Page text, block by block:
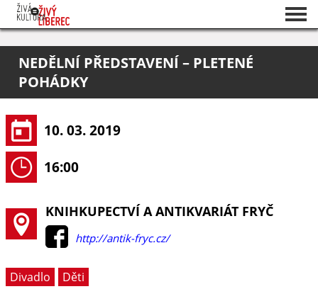
O projektu
Pořadatelé
NEDĚLNÍ PŘEDSTAVENÍ – PLETENÉ
POHÁDKY
10. 03. 2019
16:00
KNIHKUPECTVÍ A ANTIKVARIÁT FRYČ
http://antik-fryc.cz/
Divadlo
Děti